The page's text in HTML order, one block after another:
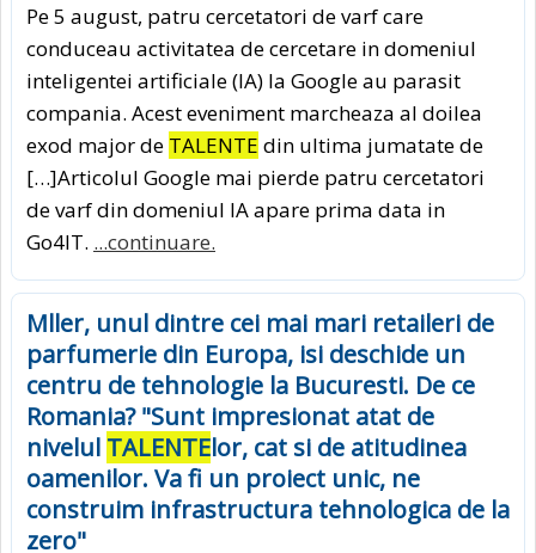
Pe 5 august, patru cercetatori de varf care
conduceau activitatea de cercetare in domeniul
inteligentei artificiale (IA) la Google au parasit
compania. Acest eveniment marcheaza al doilea
exod major de TALENTE din ultima jumatate de
[…]Articolul Google mai pierde patru cercetatori
de varf din domeniul IA apare prima data in
Go4IT. ...continuare.
Mller, unul dintre cei mai mari retaileri de
parfumerie din Europa, isi deschide un
centru de tehnologie la Bucuresti. De ce
Romania? "Sunt impresionat atat de
nivelul TALENTElor, cat si de atitudinea
oamenilor. Va fi un proiect unic, ne
construim infrastructura tehnologica de la
zero"